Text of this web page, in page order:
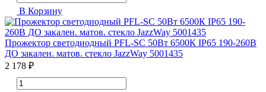
В Корзину
Прожектор светодиодный PFL-SC 50Вт 6500К IP65 190-260В
ДО закален. матов. стекло JazzWay 5001435
2 178 ₽